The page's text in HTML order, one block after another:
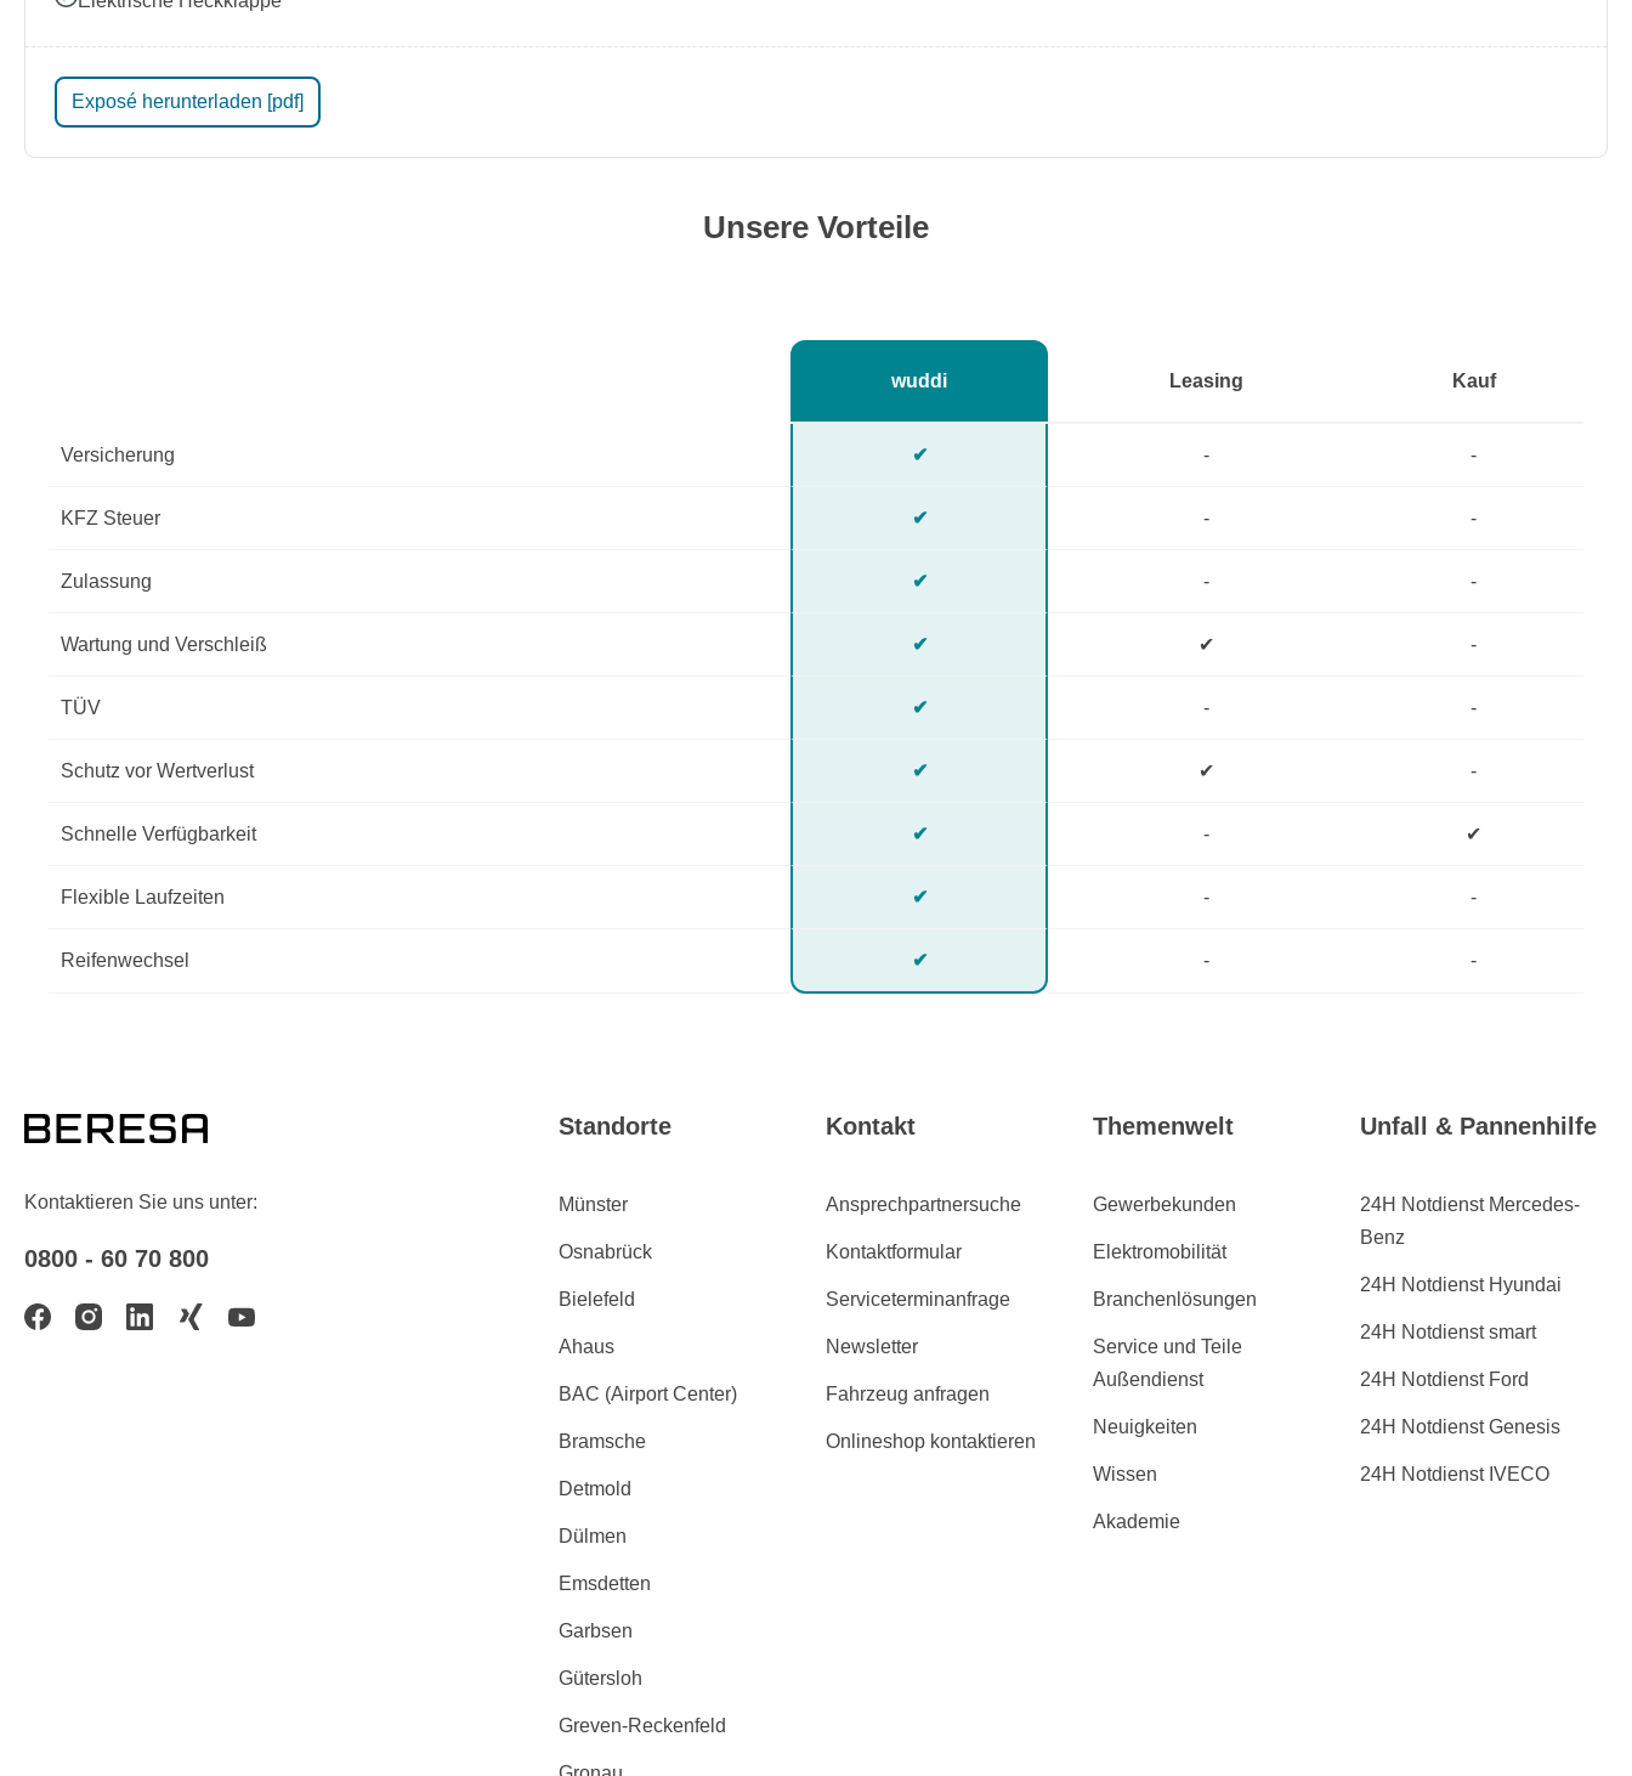
Exposé herunterladen [pdf]
Unsere Vorteile
wuddi Leasing Kauf
Versicherung ✔ - -
KFZ Steuer ✔ - -
Zulassung ✔ - -
Wartung und Verschleiß ✔ ✔ -
TÜV ✔ - -
Schutz vor Wertverlust ✔ ✔ -
Schnelle Verfügbarkeit ✔ - ✔
Flexible Laufzeiten ✔ - -
Reifenwechsel ✔ - -
Kontaktieren Sie uns unter:
0800 - 60 70 800
Standorte
Münster
Osnabrück
Bielefeld
Ahaus
BAC (Airport Center)
Bramsche
Detmold
Dülmen
Emsdetten
Garbsen
Gütersloh
Greven-Reckenfeld
Kontakt
Ansprechpartnersuche
Kontaktformular
Serviceterminanfrage
Newsletter
Fahrzeug anfragen
Onlineshop kontaktieren
Themenwelt
Gewerbekunden
Elektromobilität
Branchenlösungen
Service und Teile
Außendienst
Neuigkeiten
Wissen
Akademie
Unfall & Pannenhilfe
24H Notdienst Mercedes-
Benz
24H Notdienst Hyundai
24H Notdienst smart
24H Notdienst Ford
24H Notdienst Genesis
24H Notdienst IVECO